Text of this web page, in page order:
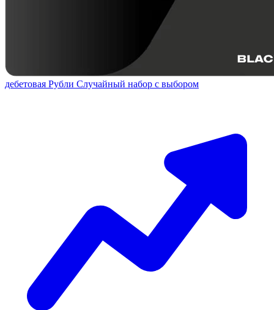
дебетовая Рубли Случайный набор с выбором